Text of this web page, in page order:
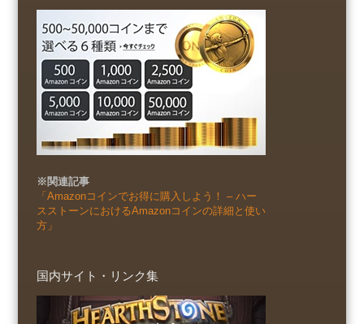
※関連記事
「Amazonコインでお得に購入しよう！ – ハー
スストーンにおけるAmazonコインの詳細と使い
方」
国内サイト・リンク集